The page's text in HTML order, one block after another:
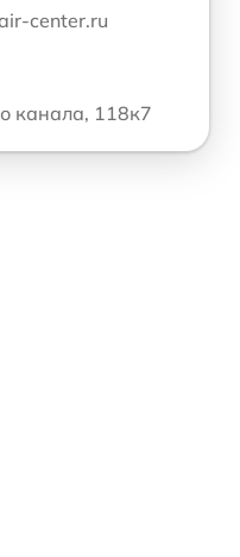
center.ru
канала, 118к7